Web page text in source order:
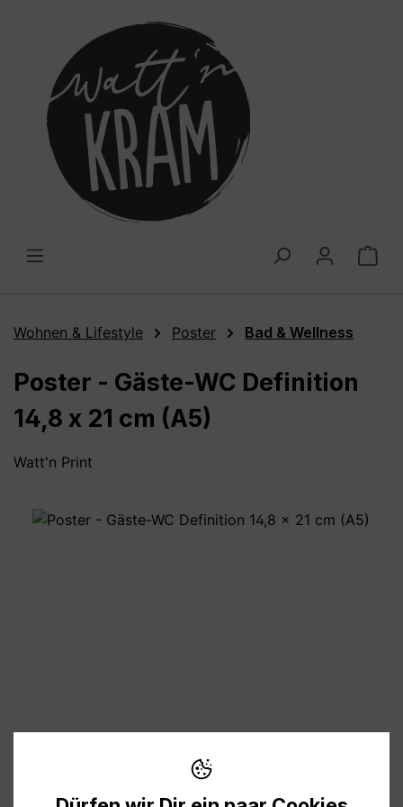
Wohnen & Lifestyle Poster Bad & Wellness
Poster - Gäste-WC Definition
14,8 x 21 cm (A5)
Watt'n Print
Bildergalerie überspringen
Preise inkl. MwSt. zzgl. Versandkosten